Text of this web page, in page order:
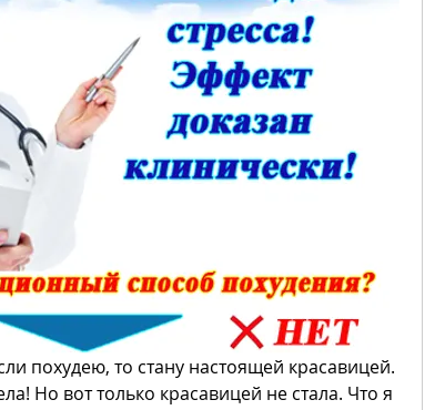
похудею, то стану настоящей красавицей.
Но вот только красавицей не стала. Что я